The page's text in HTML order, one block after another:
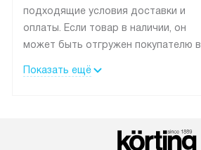
подходящие условия доставки и
оплаты. Если товар в наличии, он
может быть отгружен покупателю в
оплачивается дополнительно.
Показать ещё